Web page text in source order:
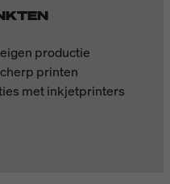
productie
printen
met inkjetprinters